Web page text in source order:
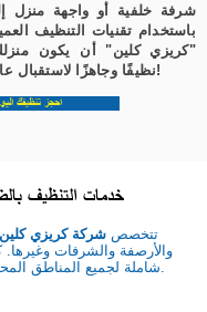
شرفة خلفية أو واجهة منزل
باستخدام تقنيات التنظيف
"كريزي كلين" أن يكون
نظيفًا وجاهزًا لاستقبال عائلتك أو حفلتك القادمة!
احجز تنظيفك
خدمات التنظيف
تتخصص شركة كريزي كلين
والأرصفة والشرفات
شاملة لجميع المناطق المحيطة بمنزلك أو عملك.